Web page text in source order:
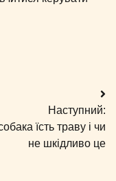
Наступний:
їсть траву і чи
не шкідливо це